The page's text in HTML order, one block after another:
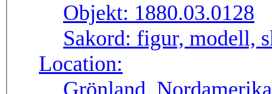
Objekt: 1880.03.0128
Sakord: figur, modell,
Location: